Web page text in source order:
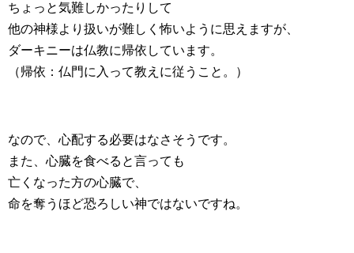
ちょっと気難しかったりして
他の神様より扱いが難しく怖いように思えますが、
ダーキニーは仏教に帰依しています。
（帰依：仏門に入って教えに従うこと。）
なので、心配する必要はなさそうです。
また、心臓を食べると言っても
亡くなった方の心臓で、
命を奪うほど恐ろしい神ではないですね。